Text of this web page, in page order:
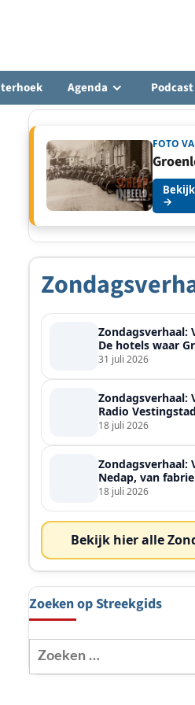
Agenda
FOTO
→
Zondagsverhaal:
De hotels waar
ontmoette
31 juli 2026
Zondagsverhaal:
Radio
heel de streek
18 juli 2026
Zondagsverhaal:
Nedap, van
wereldspeler
18 juli 2026
Bekijk hier alle
Zoeken op Streekgids
Zoeken
naar: